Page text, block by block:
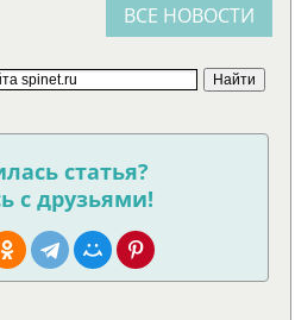
ВСЕ НОВОСТИ
статья?
с друзьями!